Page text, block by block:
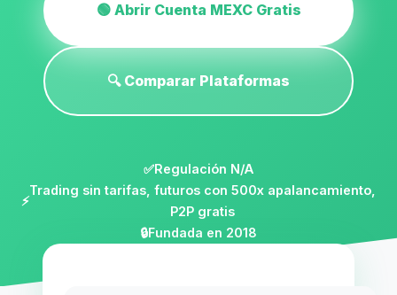
🟢 Abrir Cuenta MEXC Gratis
🔍 Comparar Plataformas
✅Regulación N/A
⚡
Trading sin tarifas, futuros con 500x apalancamiento,
P2P gratis
🔒Fundada en 2018